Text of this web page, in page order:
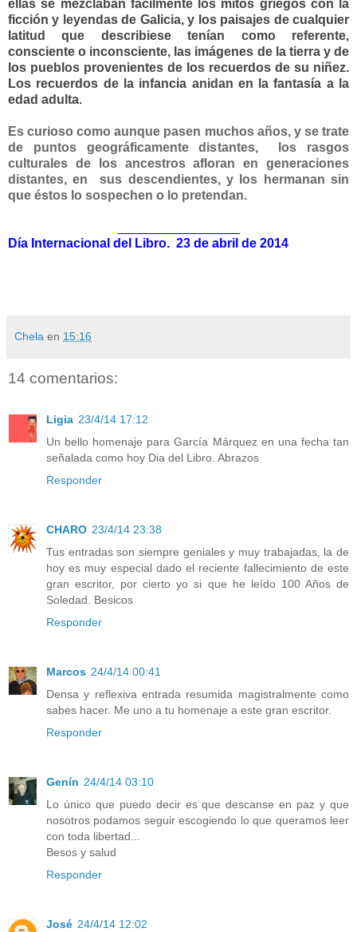
ellas se mezclaban facilmente los mitos griegos con la
ficción y leyendas de Galicia, y los paisajes de cualquier
latitud que describiese tenían como referente,
consciente o inconsciente, las imágenes de la tierra y de
los pueblos provenientes de los recuerdos de su niñez.
Los recuerdos de la infancia anidan en la fantasía a la
edad adulta.
Es curioso como aunque pasen muchos años, y se trate
de puntos geográficamente distantes, los rasgos
culturales de los ancestros afloran en generaciones
distantes, en sus descendientes, y los hermanan sin
que éstos lo sospechen o lo pretendan.
Día Internacional del Libro. 23 de abril de 2014
Chela en 15:16
14 comentarios:
Ligia 23/4/14 17:12
Un bello homenaje para García Márquez en una fecha tan
señalada como hoy Dia del Libro. Abrazos
Responder
CHARO 23/4/14 23:38
Tus entradas son siempre geniales y muy trabajadas, la de
hoy es muy especial dado el reciente fallecimiento de este
gran escritor, por cierto yo si que he leído 100 Años de
Soledad. Besicos
Responder
Marcos 24/4/14 00:41
Densa y reflexiva entrada resumida magistralmente como
sabes hacer. Me uno a tu homenaje a este gran escritor.
Responder
Genín 24/4/14 03:10
Lo único que puedo decir es que descanse en paz y que
nosotros podamos seguir escogiendo lo que queramos leer
con toda libertad...
Besos y salud
Responder
José 24/4/14 12:02